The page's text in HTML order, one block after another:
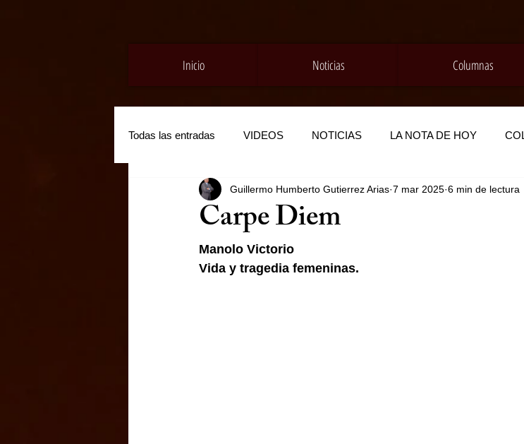
Inicio Noticias Columnas
Todas las entradas VIDEOS NOTICIAS LA NOTA DE HOY
Carpe Diem
Guillermo Humberto Gutierrez Arias 7 mar 2025 6 min de lectura
Manolo Victorio
Vida y tragedia femeninas.